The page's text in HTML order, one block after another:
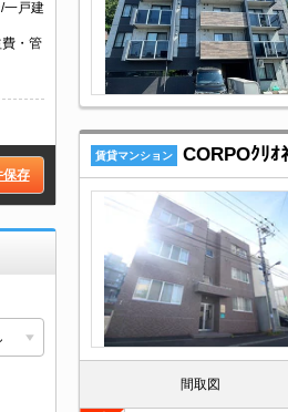
一戸建
・管
保存
賃貸マンション CORPOｸﾘｵ
間取図